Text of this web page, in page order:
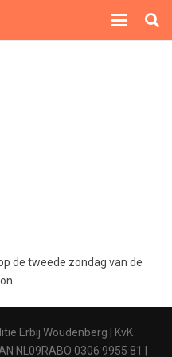
de tweede zondag van de
Erbij Woudenberg | KvK
NL09RABO 0306 9955 81 |